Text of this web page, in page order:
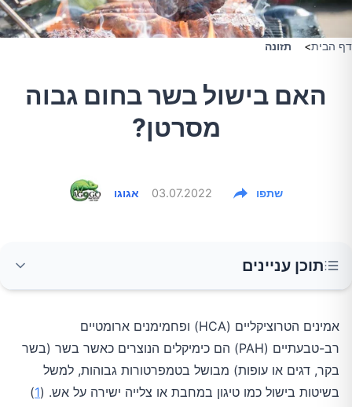
דף הבית> תזונה
האם בישול בשר בחום גבוה
מסרטן?
אגוגו 03.07.2022 שתפו
תוכן עניינים
מה גורם להיווצרותם בבשר מבושל?
אילו הוכחות יש לקשר בין בישול בשר בטמפ'
גבוהות לסרטן?
אמינים הטרוציקליים (HCA) ופחמימנים ארומטיים
רב-טבעתיים (PAH) הם כימיקלים הנוצרים כאשר בשר (בשר
בקר, דגים או עופות) מבושל בטמפרטורות גבוהות, למשל
בשיטות בישול כמו טיגון במחבת או צלייה ישירה על אש. (1
)